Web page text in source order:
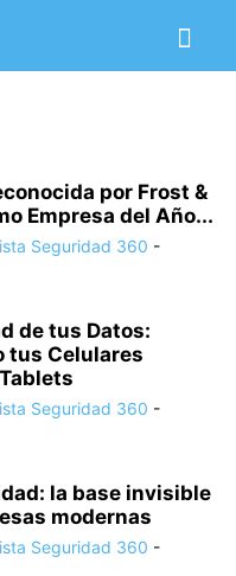
por Frost &
Empresa del Año...
Seguridad 360 -
de tus Datos:
tus Celulares
Seguridad 360 -
la base invisible
modernas
Seguridad 360 -